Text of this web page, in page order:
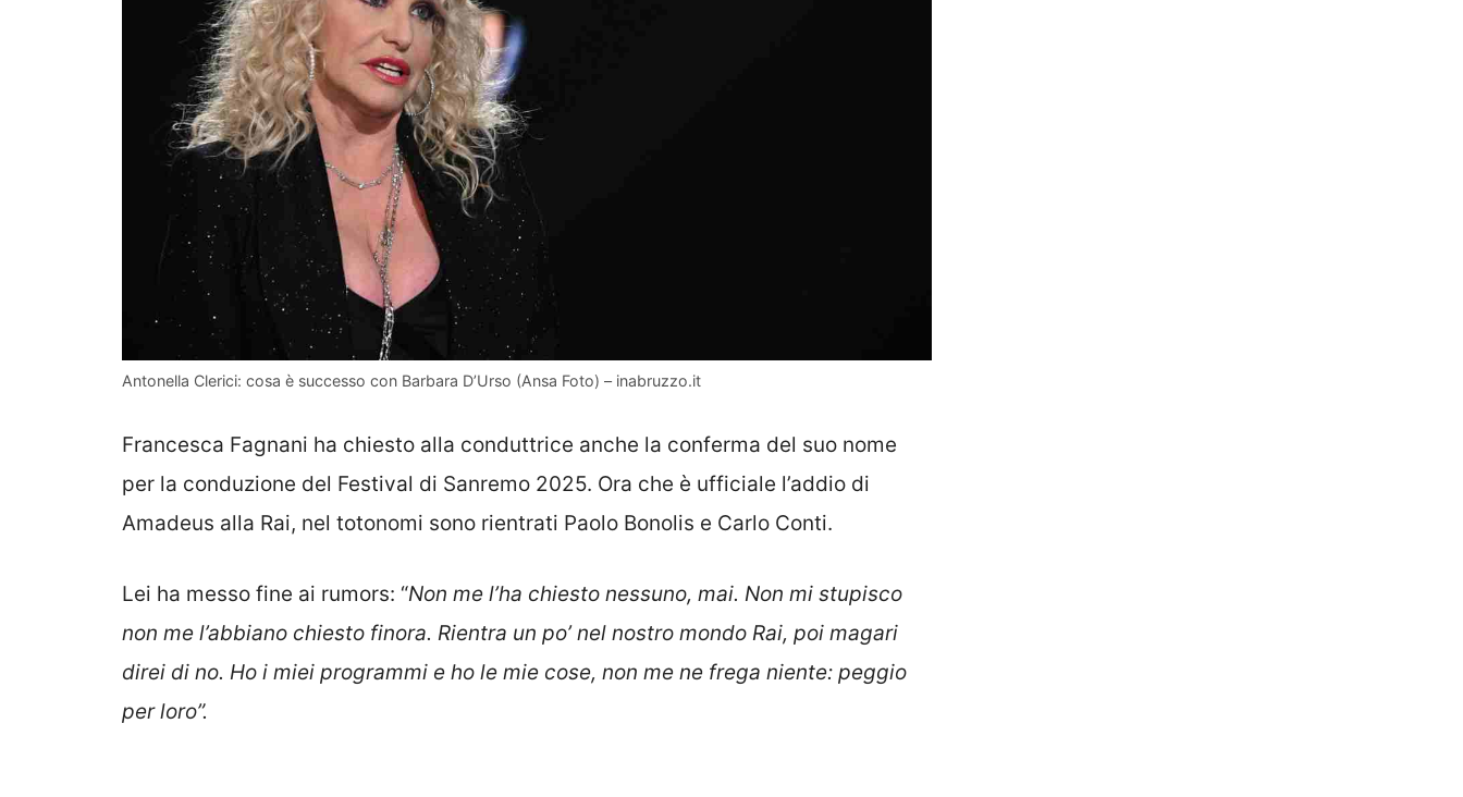
Antonella Clerici: cosa è successo con Barbara D’Urso (Ansa Foto) – inabruzzo.it
Francesca Fagnani ha chiesto alla conduttrice anche la conferma del suo nome
per la conduzione del Festival di Sanremo 2025. Ora che è ufficiale l’addio di
Amadeus alla Rai, nel totonomi sono rientrati Paolo Bonolis e Carlo Conti.
Lei ha messo fine ai rumors: “Non me l’ha chiesto nessuno, mai. Non mi stupisco
non me l’abbiano chiesto finora. Rientra un po’ nel nostro mondo Rai, poi magari
direi di no. Ho i miei programmi e ho le mie cose, non me ne frega niente: peggio
per loro”.